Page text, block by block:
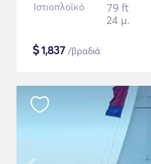
Ιστιοπλοϊκό
79 ft
24 μ.
$1,837 /βραδιά